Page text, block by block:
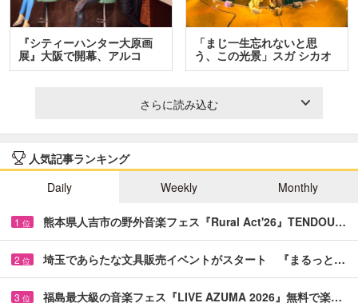
『シティーハンター大原画
展』大阪で開幕、アルコ
＆…
「まじ一生忘れないと思
う、この光景」スガ シカオ
と…
さらに読み込む
人気記事ランキング
Daily
Weekly Monthly
1 位 熊本県人吉市の野外音楽フェス『Rural Act'26』TENDOU…
2 位 埼玉であらたな文具販売イベントがスタート 『まるっと…
3 位 福島最大級の音楽フェス『LIVE AZUMA 2026』無料で楽…